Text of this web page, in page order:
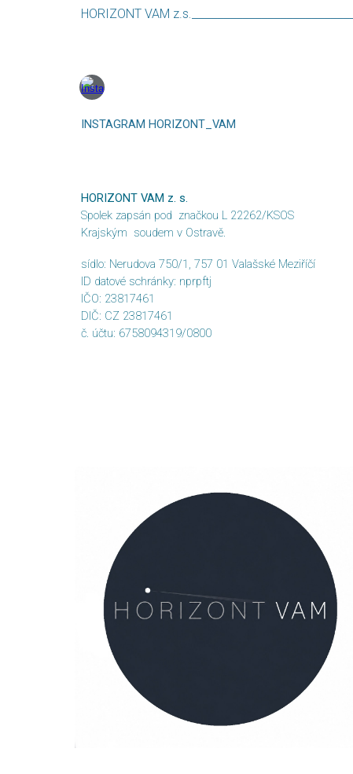
HORIZONT VAM z.s
INSTAGRAM HORIZONT_VAM
HORIZONT VAM z. s.
Spolek zapsán pod značkou L 22262/KSOS
Krajským soudem v Ostravě.
sídlo: Nerudova 750/1, 757 01 Valašské Meziříčí
ID datové schránky: nprpftj
IČO: 23817461
DIČ: CZ 23817461
č. účtu: 6758094319/0800